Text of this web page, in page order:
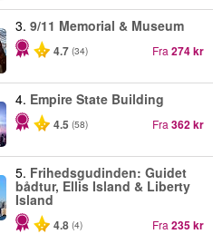
3. 9/11 Memorial & Museum
4.7 (34) Fra 274 kr
4. Empire State Building
4.5 (58) Fra 362 kr
5. Frihedsgudinden: Guidet
bådtur, Ellis Island & Liberty
Island
4.8 (4) Fra 235 kr